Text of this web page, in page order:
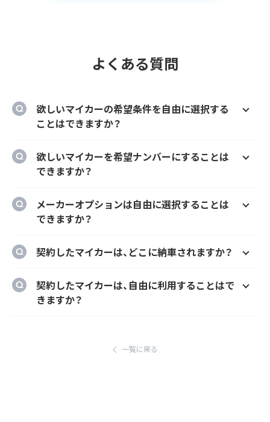
よくある質問
欲しいマイカーの希望条件を自由に選択する
ことはできますか？
ー、契約期間、ボーナス払い等を自由に選択す
ることができます。
欲しいマイカーを希望ナンバーにすることは
できますか？
とができます。
メーカーオプションは自由に選択することは
できますか？
様にカーナビ、ドラレコ、ETC、フロアマット等
ます。
契約したマイカーは、どこに納車されますか？
とができます。
ただし、輸入車リース（新車）の場合、納車場所
契約したマイカーは、自由に利用することはで
きますか？
一覧に戻る